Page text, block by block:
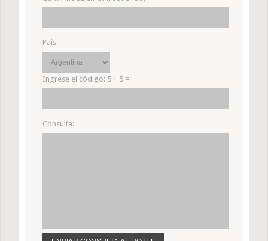
Pais
Ingrese el código: 5 + 5 =
Consulta: